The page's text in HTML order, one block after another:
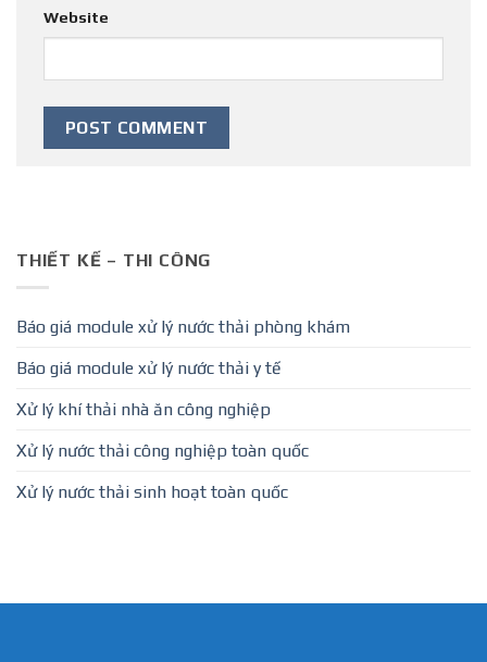
Website
THIẾT KẾ – THI CÔNG
Báo giá module xử lý nước thải phòng khám
Báo giá module xử lý nước thải y tế
Xử lý khí thải nhà ăn công nghiệp
Xử lý nước thải công nghiệp toàn quốc
Xử lý nước thải sinh hoạt toàn quốc